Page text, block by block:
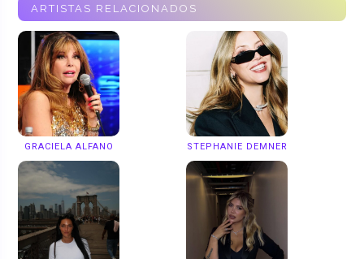
ARTISTAS RELACIONADOS
GRACIELA ALFANO STEPHANIE DEMNER